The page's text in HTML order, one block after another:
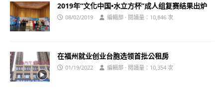
2019年“文化中国•水立方杯”成人组复赛结果出炉
08/02/2019 編輯部 · 閱讀量：10,846 次
在福州就业创业台胞选领首批公租房
01/19/2022 編輯部 · 閱讀量：10,354 次